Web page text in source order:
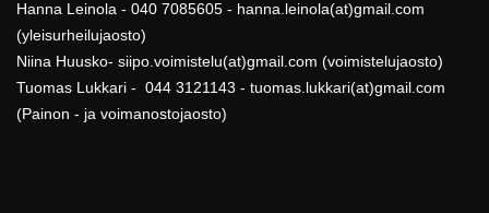
Hanna Leinola - 040 7085605 - hanna.leinola(at)gmail.com
(yleisurheilujaosto)
Niina Huusko- siipo.voimistelu(at)gmail.com (voimistelujaosto)
Tuomas Lukkari - 044 3121143 - tuomas.lukkari(at)gmail.com
(Painon - ja voimanostojaosto)